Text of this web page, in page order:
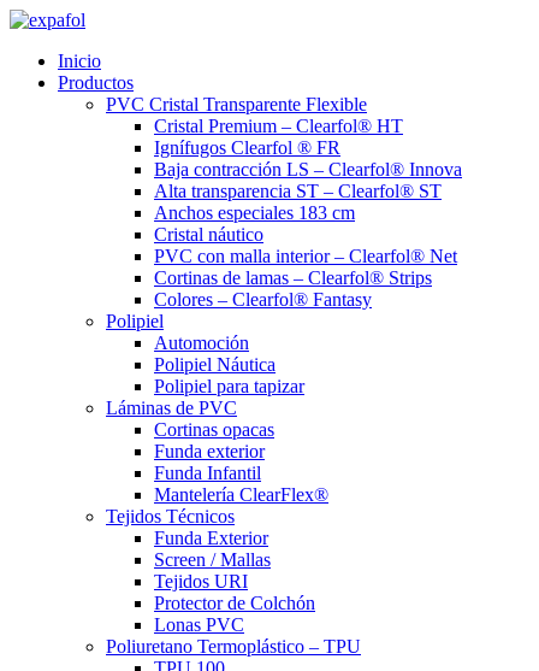
Ir
contenido
Inicio
Productos
PVC Cristal Transparente Flexible
Cristal Premium – Clearfol® HT
Ignífugos Clearfol ® FR
Baja contracción LS – Clearfol® Innova
Alta transparencia ST – Clearfol® ST
Anchos especiales 183 cm
Cristal náutico
PVC con malla interior – Clearfol® Net
Cortinas de lamas – Clearfol® Strips
Colores – Clearfol® Fantasy
Polipiel
Automoción
Polipiel Náutica
Polipiel para tapizar
Láminas de PVC
Cortinas opacas
Funda exterior
Funda Infantil
Mantelería ClearFlex®
Tejidos Técnicos
Funda Exterior
Screen / Mallas
Tejidos URI
Protector de Colchón
Lonas PVC
Poliuretano Termoplástico – TPU